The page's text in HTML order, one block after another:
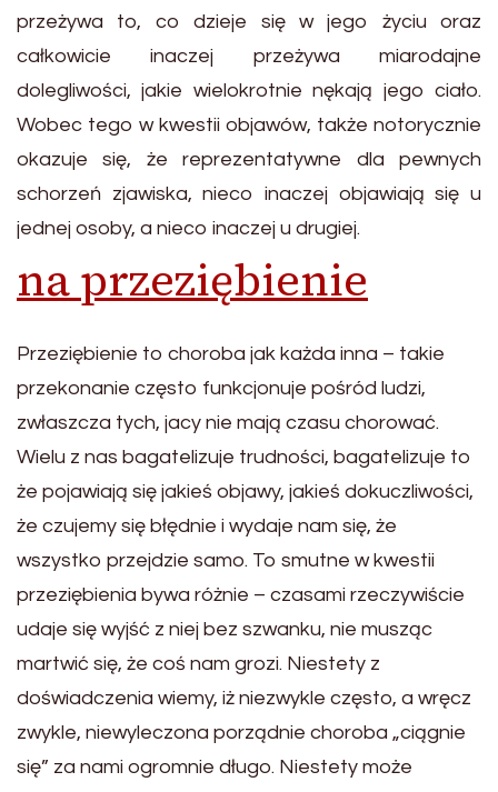
przeżywa to, co dzieje się w jego życiu oraz
całkowicie inaczej przeżywa miarodajne
dolegliwości, jakie wielokrotnie nękają jego ciało.
Wobec tego w kwestii objawów, także notorycznie
okazuje się, że reprezentatywne dla pewnych
schorzeń zjawiska, nieco inaczej objawiają się u
jednej osoby, a nieco inaczej u drugiej.
na przeziębienie
Przeziębienie to choroba jak każda inna – takie
przekonanie często funkcjonuje pośród ludzi,
zwłaszcza tych, jacy nie mają czasu chorować.
Wielu z nas bagatelizuje trudności, bagatelizuje to
że pojawiają się jakieś objawy, jakieś dokuczliwości,
że czujemy się błędnie i wydaje nam się, że
wszystko przejdzie samo. To smutne w kwestii
przeziębienia bywa różnie – czasami rzeczywiście
udaje się wyjść z niej bez szwanku, nie musząc
martwić się, że coś nam grozi. Niestety z
doświadczenia wiemy, iż niezwykle często, a wręcz
zwykle, niewyleczona porządnie choroba „ciągnie
się” za nami ogromnie długo. Niestety może